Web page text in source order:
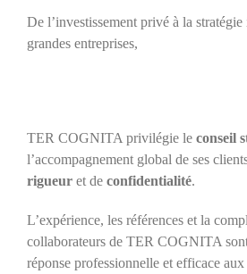
De l’investissement privé à la
grandes entreprises,
TER COGNITA privilégie le conseil
l’accompagnement global de ses
rigueur et de confidentialité.
L’expérience, les références et la
collaborateurs de TER COGNITA
réponse professionnelle et efficace